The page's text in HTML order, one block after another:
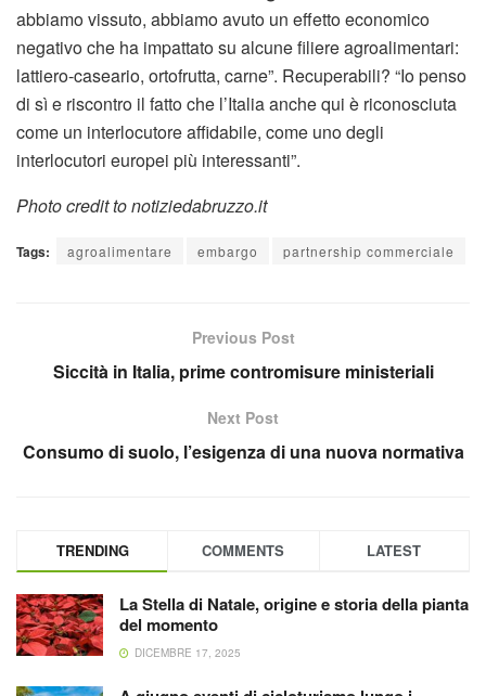
abbiamo vissuto, abbiamo avuto un effetto economico
negativo che ha impattato su alcune filiere agroalimentari:
lattiero-caseario, ortofrutta, carne”. Recuperabili? “Io penso
di sì e riscontro il fatto che l’Italia anche qui è riconosciuta
come un interlocutore affidabile, come uno degli
interlocutori europei più interessanti”.
Photo credit to notiziedabruzzo.it
Tags: agroalimentare embargo partnership commerciale
Previous Post
Siccità in Italia, prime contromisure ministeriali
Next Post
Consumo di suolo, l’esigenza di una nuova normativa
TRENDING COMMENTS LATEST
La Stella di Natale, origine e storia della pianta
del momento
DICEMBRE 17, 2025